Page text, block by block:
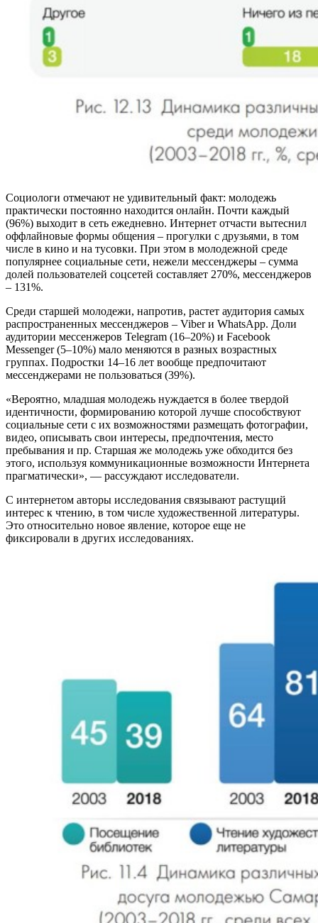
Социологи отмечают не удивительный факт: молодежь
практически постоянно находится онлайн. Почти каждый
(96%) выходит в сеть ежедневно. Интернет отчасти вытеснил
оффлайновые формы общения – прогулки с друзьями, в том
числе в кино и на тусовки. При этом в молодежной среде
популярнее социальные сети, нежели мессенджеры – сумма
долей пользователей соцсетей составляет 270%, мессенджеров
– 131%.
Среди старшей молодежи, напротив, растет аудитория самых
распространенных мессенджеров – Viber и WhatsApp. Доли
аудитории мессенжеров Telegram (16–20%) и Facebook
Messenger (5–10%) мало меняются в разных возрастных
группах. Подростки 14–16 лет вообще предпочитают
мессенджерами не пользоваться (39%).
«Вероятно, младшая молодежь нуждается в более твердой
идентичности, формированию которой лучше способствуют
социальные сети с их возможностями размещать фотографии,
видео, описывать свои интересы, предпочтения, место
пребывания и пр. Старшая же молодежь уже обходится без
этого, используя коммуникационные возможности Интернета
прагматически», — рассуждают исследователи.
С интернетом авторы исследования связывают растущий
интерес к чтению, в том числе художественной литературы.
Это относительно новое явление, которое еще не
фиксировали в других исследованиях.